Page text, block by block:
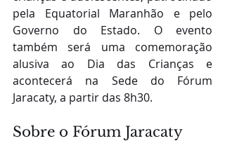
pela Equatorial Maranhão e pelo
Governo do Estado. O evento
também será uma comemoração
alusiva ao Dia das Crianças e
acontecerá na Sede do Fórum
Jaracaty, a partir das 8h30.
Sobre o Fórum Jaracaty